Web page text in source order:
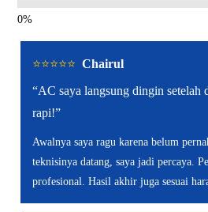
⭐️⭐️⭐️⭐️⭐️ Chairul
“AC saya langsung dingin setelah
rapi!”
Awalnya saya ragu karena belum
teknisinya datang, saya jadi percaya.
profesional. Hasil akhir juga sesuai